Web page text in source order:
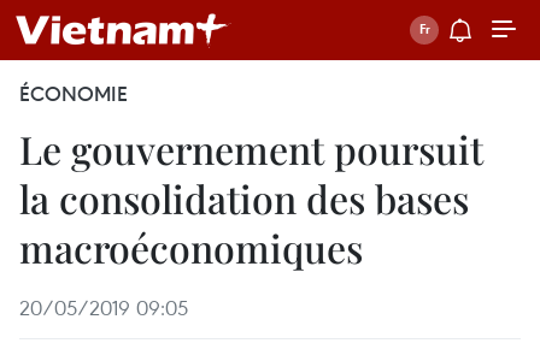
ÉCONOMIE
Le gouvernement poursuit
la consolidation des bases
macroéconomiques
20/05/2019 09:05